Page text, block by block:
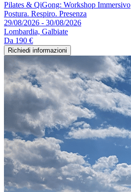
Pilates & QiGong: Workshop Immersivo
Postura. Respiro. Presenza
29/08/2026 - 30/08/2026
Lombardia, Galbiate
Da 190 €
Richiedi informazioni